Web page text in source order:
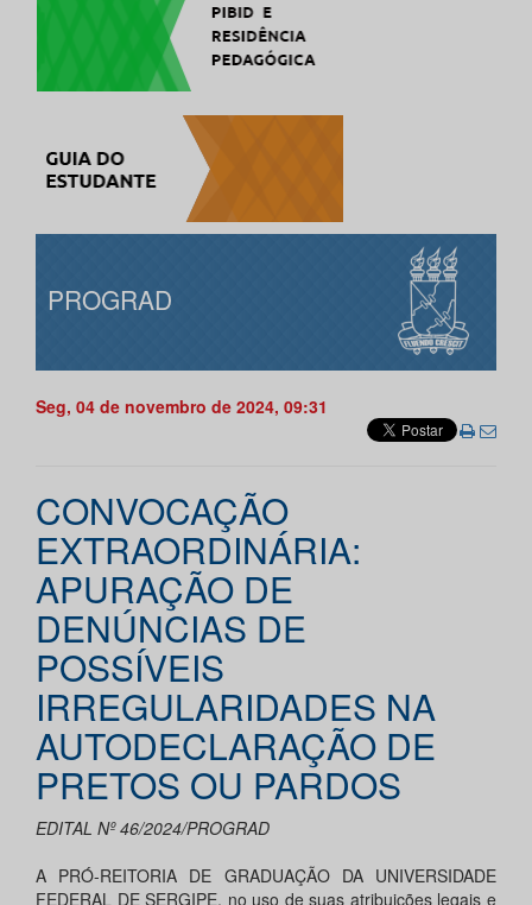
PROGRAD
Seg, 04 de novembro de 2024, 09:31
CONVOCAÇÃO
EXTRAORDINÁRIA:
APURAÇÃO DE
DENÚNCIAS DE
POSSÍVEIS
IRREGULARIDADES NA
AUTODECLARAÇÃO DE
PRETOS OU PARDOS
EDITAL Nº 46/2024/PROGRAD
A PRÓ-REITORIA DE GRADUAÇÃO DA UNIVERSIDADE
FEDERAL DE SERGIPE, no uso de suas atribuições legais e